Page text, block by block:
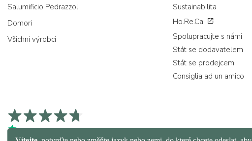
Salumificio Pedrazzoli
Domori
Všichni výrobci
Sustainabilita
Ho.Re.Ca.
Spolupracujte s námi
Stát se dodavatelem
Stát se prodejcem
Consiglia ad un amico
4,7/5 na Trustpilot